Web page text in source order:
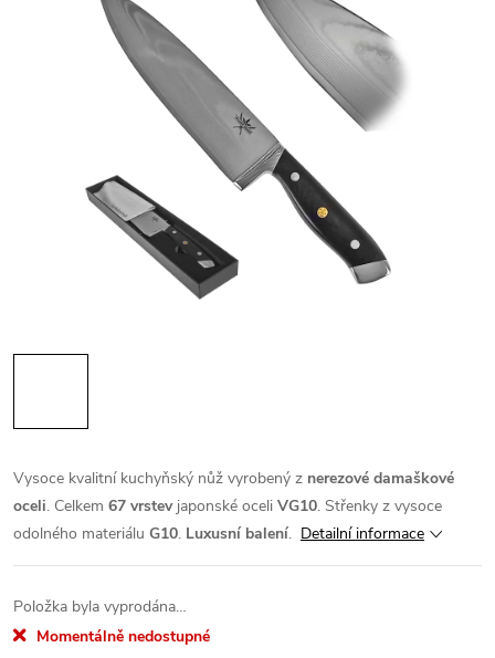
Vysoce kvalitní kuchyňský nůž vyrobený z nerezové damaškové
oceli. Celkem 67 vrstevjaponské oceli VG10. Střenky z vysoce
odolného materiálu G10. Luxusní balení. Detailní informace
Položka byla vyprodána…
Momentálně nedostupné